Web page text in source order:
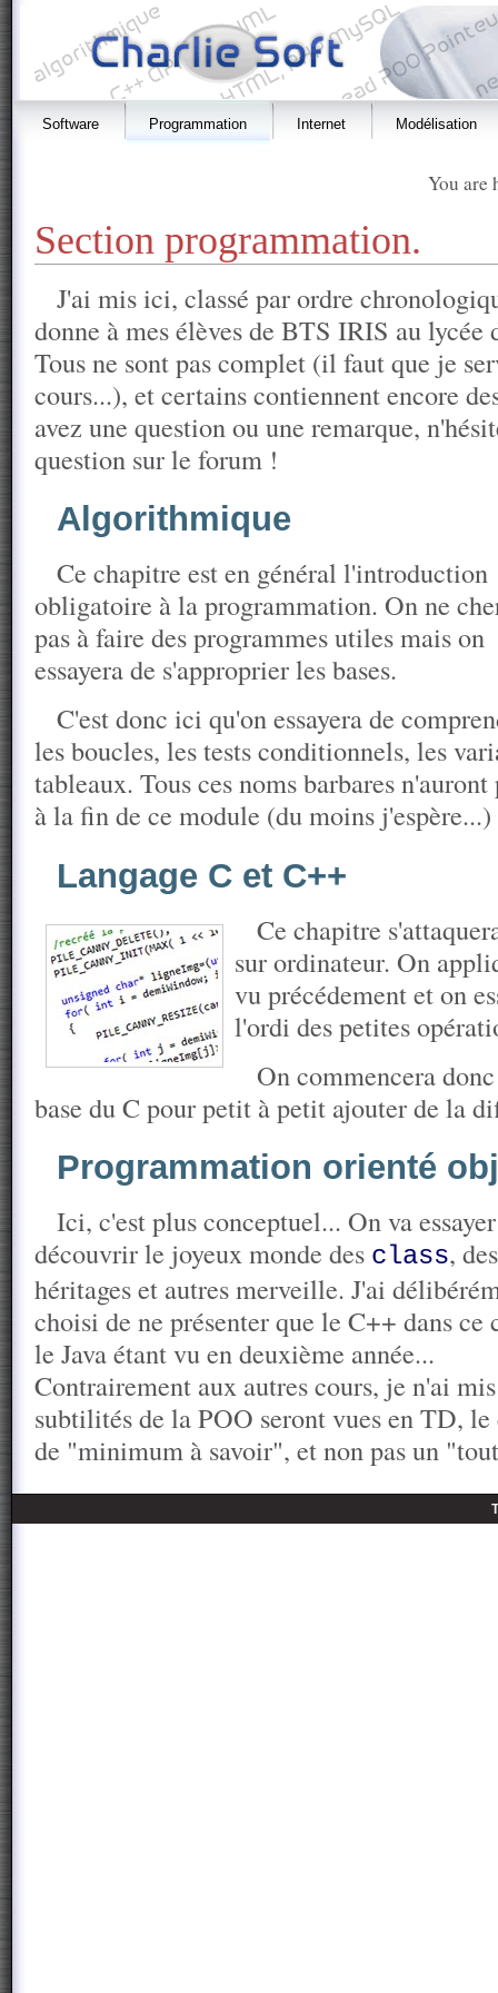
Software Programmation Internet Modélisation
You are
Section programmation.
J'ai mis ici, classé par ordre
donne à mes élèves de BTS IRIS au
Tous ne sont pas complet (il faut que je
cours...), et certains contiennent encore
avez une question ou une remarque,
question sur le forum !
Algorithmique
Ce chapitre est en général l'introduction
obligatoire à la programmation. On ne
pas à faire des programmes utiles mais on
essayera de s'approprier les bases.
C'est donc ici qu'on essayera de
les boucles, les tests conditionnels, les
tableaux. Tous ces noms barbares
à la fin de ce module (du moins j'espère...)
Langage C et C++
Ce chapitre
sur ordinateur. On
vu précédement et on
l'ordi des petites
On commencera
base du C pour petit à petit ajouter de la
Programmation orienté
Ici, c'est plus conceptuel... On va
découvrir le joyeux monde des class, des
héritages et autres merveille. J'ai
choisi de ne présenter que le C++ dans ce
le Java étant vu en deuxième année...
Contrairement aux autres cours, je n'ai
subtilités de la POO seront vues en TD, le
de "minimum à savoir", et non pas un